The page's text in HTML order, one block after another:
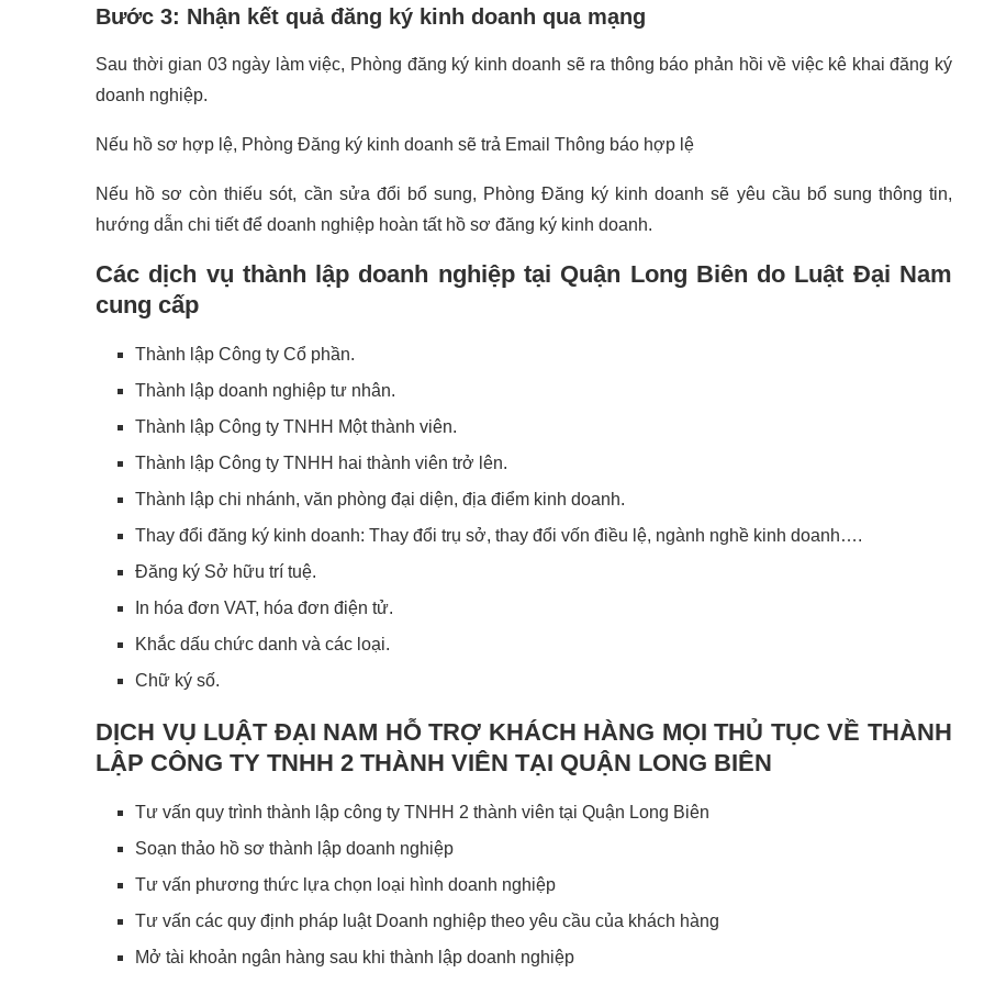
Bước 3: Nhận kết quả đăng ký kinh doanh qua mạng
Sau thời gian 03 ngày làm việc, Phòng đăng ký kinh doanh sẽ ra thông báo phản hồi về việc kê khai đăng ký
doanh nghiệp.
Nếu hồ sơ hợp lệ, Phòng Đăng ký kinh doanh sẽ trả Email Thông báo hợp lệ
Nếu hồ sơ còn thiếu sót, cần sửa đổi bổ sung, Phòng Đăng ký kinh doanh sẽ yêu cầu bổ sung thông tin,
hướng dẫn chi tiết để doanh nghiệp hoàn tất hồ sơ đăng ký kinh doanh.
Các dịch vụ thành lập doanh nghiệp tại Quận Long Biên do Luật Đại Nam
cung cấp
Thành lập Công ty Cổ phần.
Thành lập doanh nghiệp tư nhân.
Thành lập Công ty TNHH Một thành viên.
Thành lập Công ty TNHH hai thành viên trở lên.
Thành lập chi nhánh, văn phòng đại diện, địa điểm kinh doanh.
Thay đổi đăng ký kinh doanh: Thay đổi trụ sở, thay đổi vốn điều lệ, ngành nghề kinh doanh….
Đăng ký Sở hữu trí tuệ.
In hóa đơn VAT, hóa đơn điện tử.
Khắc dấu chức danh và các loại.
Chữ ký số.
DỊCH VỤ LUẬT ĐẠI NAM HỖ TRỢ KHÁCH HÀNG MỌI THỦ TỤC VỀ THÀNH
LẬP CÔNG TY TNHH 2 THÀNH VIÊN TẠI QUẬN LONG BIÊN
Tư vấn quy trình thành lập công ty TNHH 2 thành viên tại Quận Long Biên
Soạn thảo hồ sơ thành lập doanh nghiệp
Tư vấn phương thức lựa chọn loại hình doanh nghiệp
Tư vấn các quy định pháp luật Doanh nghiệp theo yêu cầu của khách hàng
Mở tài khoản ngân hàng sau khi thành lập doanh nghiệp